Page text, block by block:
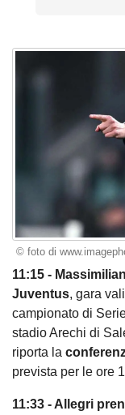
© foto di
11:15 -
Juventus, gara
campionato di
stadio Arechi di
riporta la
prevista per le ore
11:33 - Allegri